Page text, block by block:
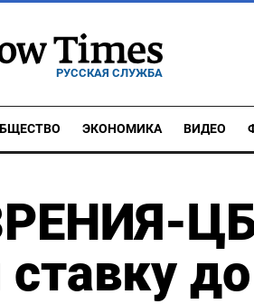
РУССКАЯ СЛУЖБА
ЭКОНОМИКА ВИДЕО